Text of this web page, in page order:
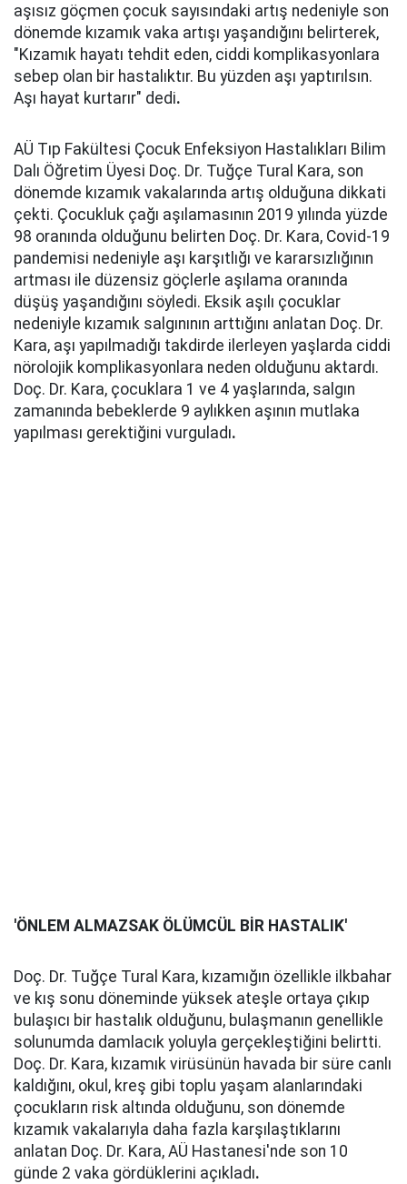
aşısız göçmen çocuk sayısındaki artış nedeniyle son
dönemde kızamık vaka artışı yaşandığını belirterek,
"Kızamık hayatı tehdit eden, ciddi komplikasyonlara
sebep olan bir hastalıktır. Bu yüzden aşı yaptırılsın.
Aşı hayat kurtarır" dedi.
AÜ Tıp Fakültesi Çocuk Enfeksiyon Hastalıkları Bilim
Dalı Öğretim Üyesi Doç. Dr. Tuğçe Tural Kara, son
dönemde kızamık vakalarında artış olduğuna dikkati
çekti. Çocukluk çağı aşılamasının 2019 yılında yüzde
98 oranında olduğunu belirten Doç. Dr. Kara, Covid-19
pandemisi nedeniyle aşı karşıtlığı ve kararsızlığının
artması ile düzensiz göçlerle aşılama oranında
düşüş yaşandığını söyledi. Eksik aşılı çocuklar
nedeniyle kızamık salgınının arttığını anlatan Doç. Dr.
Kara, aşı yapılmadığı takdirde ilerleyen yaşlarda ciddi
nörolojik komplikasyonlara neden olduğunu aktardı.
Doç. Dr. Kara, çocuklara 1 ve 4 yaşlarında, salgın
zamanında bebeklerde 9 aylıkken aşının mutlaka
yapılması gerektiğini vurguladı.
'ÖNLEM ALMAZSAK ÖLÜMCÜL BİR HASTALIK'
Doç. Dr. Tuğçe Tural Kara, kızamığın özellikle ilkbahar
ve kış sonu döneminde yüksek ateşle ortaya çıkıp
bulaşıcı bir hastalık olduğunu, bulaşmanın genellikle
solunumda damlacık yoluyla gerçekleştiğini belirtti.
Doç. Dr. Kara, kızamık virüsünün havada bir süre canlı
kaldığını, okul, kreş gibi toplu yaşam alanlarındaki
çocukların risk altında olduğunu, son dönemde
kızamık vakalarıyla daha fazla karşılaştıklarını
anlatan Doç. Dr. Kara, AÜ Hastanesi'nde son 10
günde 2 vaka gördüklerini açıkladı.